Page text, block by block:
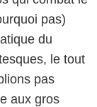
pas)
du
le tout
pas
aux gros